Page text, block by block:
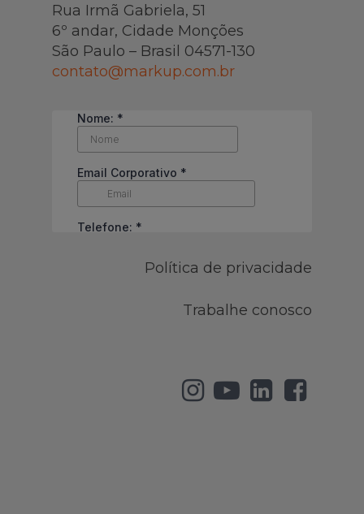
Rua Irmã Gabriela, 51
6º andar, Cidade Monções
São Paulo – Brasil 04571-130
contato@markup.com.br
Política de privacidade
Trabalhe conosco